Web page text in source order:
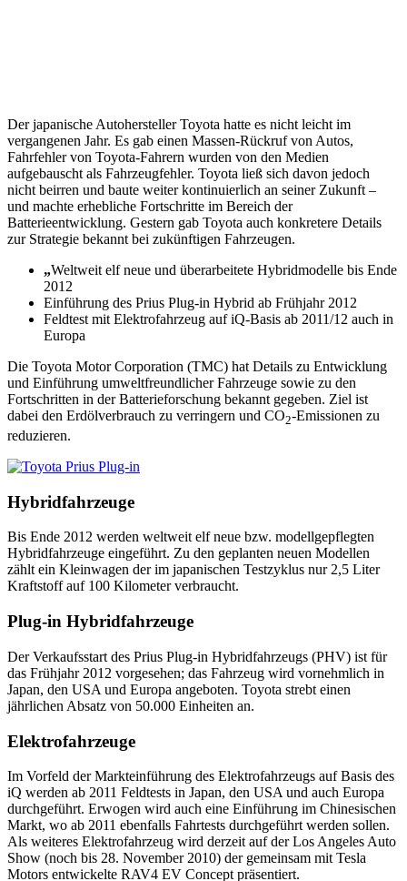
Der japanische Autohersteller Toyota hatte es nicht leicht im
vergangenen Jahr. Es gab einen Massen-Rückruf von Autos,
Fahrfehler von Toyota-Fahrern wurden von den Medien
aufgebauscht als Fahrzeugfehler. Toyota ließ sich davon jedoch
nicht beirren und baute weiter kontinuierlich an seiner Zukunft –
und machte erhebliche Fortschritte im Bereich der
Batterieentwicklung. Gestern gab Toyota auch konkretere Details
zur Strategie bekannt bei zukünftigen Fahrzeugen.
„Weltweit elf neue und überarbeitete Hybridmodelle bis Ende
2012
Einführung des Prius Plug-in Hybrid ab Frühjahr 2012
Feldtest mit Elektrofahrzeug auf iQ-Basis ab 2011/12 auch in
Europa
Die Toyota Motor Corporation (TMC) hat Details zu Entwicklung
und Einführung umweltfreundlicher Fahrzeuge sowie zu den
Fortschritten in der Batterieforschung bekannt gegeben. Ziel ist
dabei den Erdölverbrauch zu verringern und CO2-Emissionen zu
reduzieren.
Hybridfahrzeuge
Bis Ende 2012 werden weltweit elf neue bzw. modellgepflegten
Hybridfahrzeuge eingeführt. Zu den geplanten neuen Modellen
zählt ein Kleinwagen der im japanischen Testzyklus nur 2,5 Liter
Kraftstoff auf 100 Kilometer verbraucht.
Plug-in Hybridfahrzeuge
Der Verkaufsstart des Prius Plug-in Hybridfahrzeugs (PHV) ist für
das Frühjahr 2012 vorgesehen; das Fahrzeug wird vornehmlich in
Japan, den USA und Europa angeboten. Toyota strebt einen
jährlichen Absatz von 50.000 Einheiten an.
Elektrofahrzeuge
Im Vorfeld der Markteinführung des Elektrofahrzeugs auf Basis des
iQ werden ab 2011 Feldtests in Japan, den USA und auch Europa
durchgeführt. Erwogen wird auch eine Einführung im Chinesischen
Markt, wo ab 2011 ebenfalls Fahrtests durchgeführt werden sollen.
Als weiteres Elektrofahrzeug wird derzeit auf der Los Angeles Auto
Show (noch bis 28. November 2010) der gemeinsam mit Tesla
Motors entwickelte RAV4 EV Concept präsentiert.